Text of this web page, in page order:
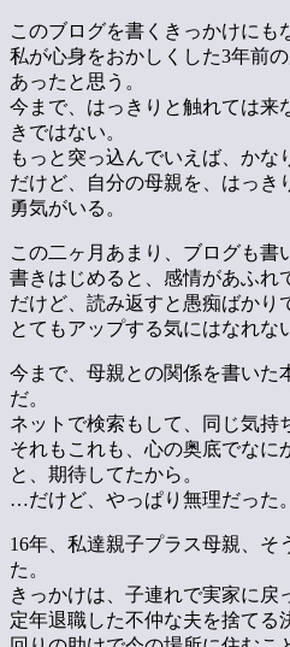
このブログを書くきっかけにも
私が心身をおかしくした3年前
あったと思う。
今まで、はっきりと触れては来
きではない。
もっと突っ込んでいえば、かな
だけど、自分の母親を、はっき
勇気がいる。
この二ヶ月あまり、ブログも書
書きはじめると、感情があふれ
だけど、読み返すと愚痴ばかり
とてもアップする気にはなれな
今まで、母親との関係を書いた
だ。
ネットで検索もして、同じ気持
それもこれも、心の奥底でなに
と、期待してたから。
…だけど、やっぱり無理だった。
16年、私達親子プラス母親、そ
た。
きっかけは、子連れで実家に戻
定年退職した不仲な夫を捨てる